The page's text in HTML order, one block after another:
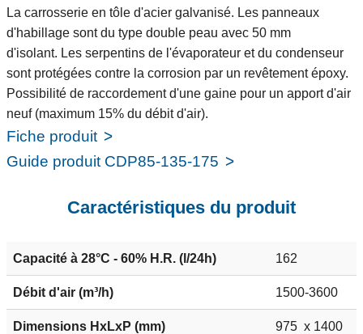
La carrosserie en tôle d'acier galvanisé. Les panneaux
d'habillage sont du type double peau avec 50 mm
d'isolant. Les serpentins de l'évaporateur et du condenseur
sont protégées contre la corrosion par un revêtement époxy.
Possibilité de raccordement d'une gaine pour un apport d'air
neuf (maximum 15% du débit d'air).
Fiche produit
Guide produit CDP85-135-175
Caractéristiques du produit
Capacité à 28°C - 60% H.R. (l/24h) 162
Débit d'air (m³/h) 1500-3600
Dimensions HxLxP (mm) 975 x 1400